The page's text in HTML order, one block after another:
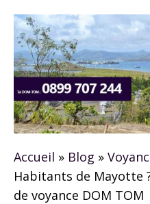
Accueil » Blog »
Habitants de Mayotte
de voyance DOM TOM